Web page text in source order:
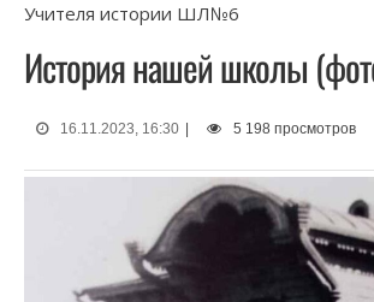
Учителя истории ШЛ№6
История нашей школы
16.11.2023, 16:30 5 198 просмотров